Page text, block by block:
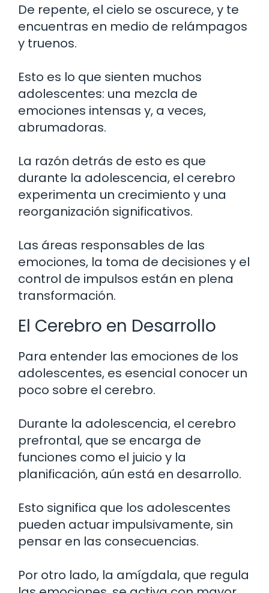
De repente, el cielo se oscurece, y te
encuentras en medio de relámpagos
y truenos.
Esto es lo que sienten muchos
adolescentes: una mezcla de
emociones intensas y, a veces,
abrumadoras.
La razón detrás de esto es que
durante la adolescencia, el cerebro
experimenta un crecimiento y una
reorganización significativos.
Las áreas responsables de las
emociones, la toma de decisiones y el
control de impulsos están en plena
transformación.
El Cerebro en Desarrollo
Para entender las emociones de los
adolescentes, es esencial conocer un
poco sobre el cerebro.
Durante la adolescencia, el cerebro
prefrontal, que se encarga de
funciones como el juicio y la
planificación, aún está en desarrollo.
Esto significa que los adolescentes
pueden actuar impulsivamente, sin
pensar en las consecuencias.
Por otro lado, la amígdala, que regula